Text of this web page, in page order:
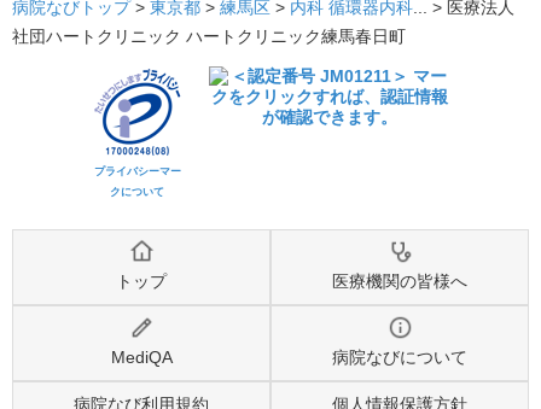
病院なびトップ > 東京都 > 練馬区 > 内科 循環器内科... > 医療法人
社団ハートクリニック ハートクリニック練馬春日町
プライバシーマー
クについて
トップ 医療機関の皆様へ
MediQA 病院なびについて
病院なび利用規約 個人情報保護方針